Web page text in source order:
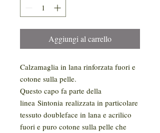
Aggiungi al carrello
Calzamaglia in lana rinforzata fuori e
cotone sulla pelle.
Questo capo fa parte della
linea Sintonia realizzata in particolare
tessuto doubleface in lana e acrilico
fuori e puro cotone sulla pelle che